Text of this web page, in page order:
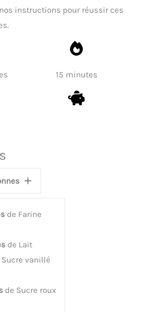
instructions pour réussir ces
15 minutes
de Farine
de Lait
Sucre vanillé
de Sucre roux